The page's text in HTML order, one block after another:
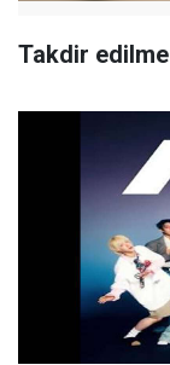
Takdir